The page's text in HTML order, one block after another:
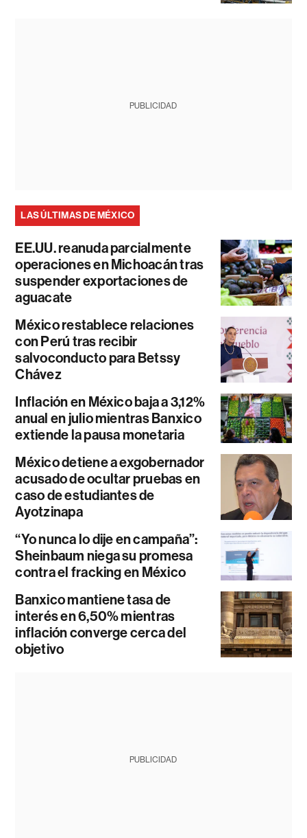
PUBLICIDAD
LAS ÚLTIMAS DE MÉXICO
EE.UU. reanuda parcialmente
operaciones en Michoacán tras
suspender exportaciones de
aguacate
México restablece relaciones
con Perú tras recibir
salvoconducto para Betssy
Chávez
Inflación en México baja a 3,12%
anual en julio mientras Banxico
extiende la pausa monetaria
México detiene a exgobernador
acusado de ocultar pruebas en
caso de estudiantes de
Ayotzinapa
“Yo nunca lo dije en campaña”:
Sheinbaum niega su promesa
contra el fracking en México
Banxico mantiene tasa de
interés en 6,50% mientras
inflación converge cerca del
objetivo
PUBLICIDAD